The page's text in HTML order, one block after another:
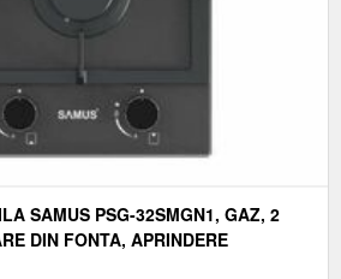
SAMUS PSG-32SMGN1, GAZ, 2
DIN FONTA, APRINDERE